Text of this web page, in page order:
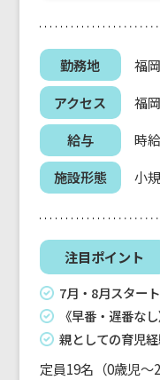
勤務地
福
アクセス
福
給与
時
施設形態
小
注目ポイント
7月・8月スター
《早番・遅番な
親としての育児
定員19名（0歳児～2